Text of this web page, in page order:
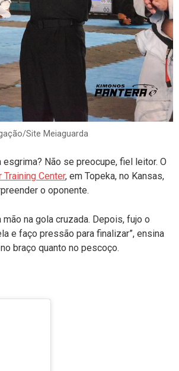
Site Meiaguarda
Não se preocupe, fiel leitor. O
Training Center, em Topeka, no Kansas,
o oponente.
na gola cruzada. Depois, fujo o
e faço pressão para finalizar”, ensina
braço quanto no pescoço.